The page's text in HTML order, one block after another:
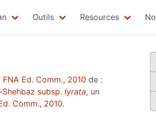
Outils Resources
FNA Ed. Comm., 2010 de :
subsp. lyrata, un
Comm., 2010.